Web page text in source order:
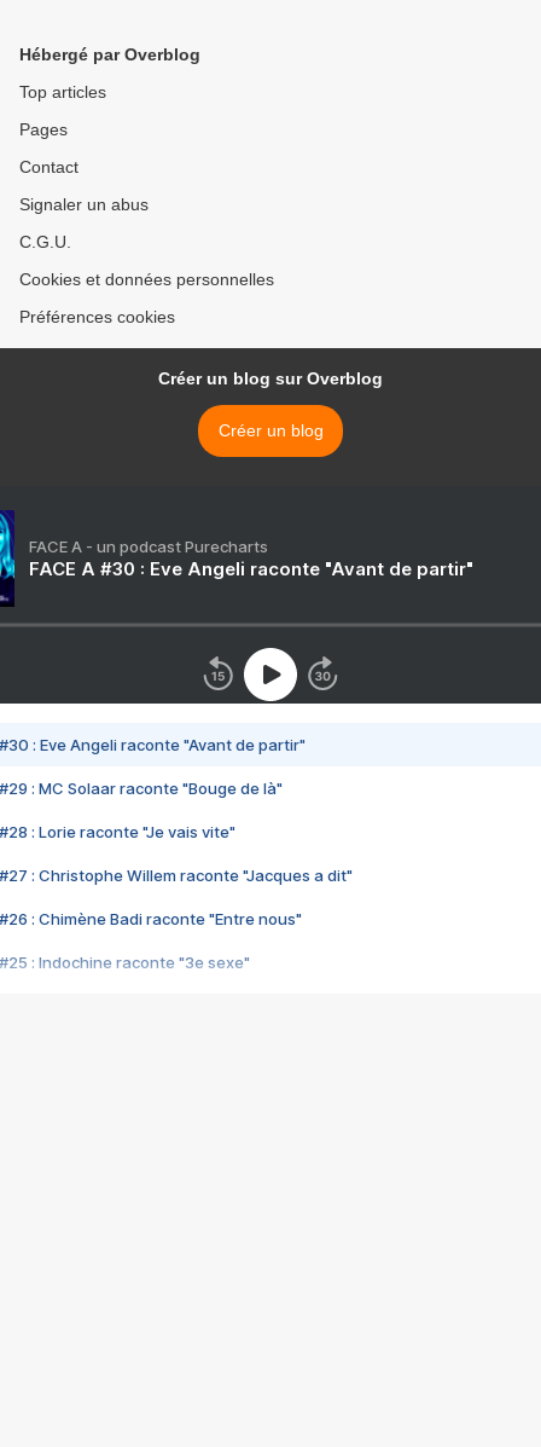
Hébergé par Overblog
Top articles
Pages
Contact
Signaler un abus
C.G.U.
Cookies et données personnelles
Préférences cookies
Créer un blog sur Overblog
Créer un blog
FACE A - un podcast Purecharts
FACE A #30 : Eve Angeli raconte "Avant de partir"
#30 : Eve Angeli raconte "Avant de partir"
#29 : MC Solaar raconte "Bouge de là"
#28 : Lorie raconte "Je vais vite"
#27 : Christophe Willem raconte "Jacques a dit"
#26 : Chimène Badi raconte "Entre nous"
#25 : Indochine raconte "3e sexe"